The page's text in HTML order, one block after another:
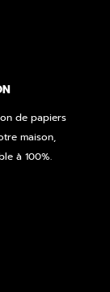
de papiers
maison,
à 100%.